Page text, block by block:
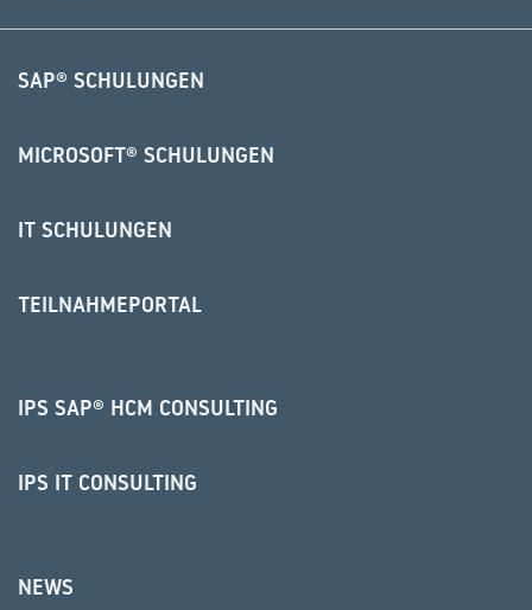
SAP® SCHULUNGEN
MICROSOFT® SCHULUNGEN
IT SCHULUNGEN
TEILNAHMEPORTAL
IPS SAP® HCM CONSULTING
IPS IT CONSULTING
NEWS